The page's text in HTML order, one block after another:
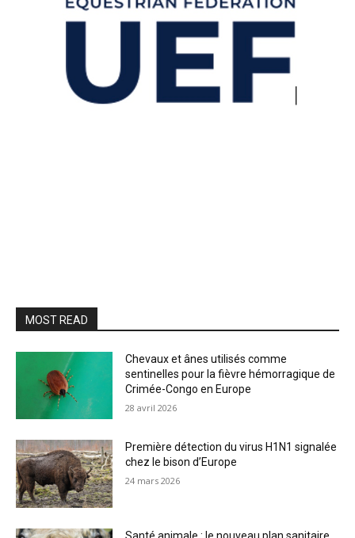
MOST READ
Chevaux et ânes utilisés comme
sentinelles pour la fièvre hémorragique de
Crimée-Congo en Europe
28 avril 2026
Première détection du virus H1N1 signalée
chez le bison d’Europe
24 mars 2026